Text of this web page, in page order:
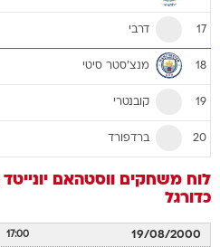
17 דרבי
18 מנצ'סטר סיטי
19 קובנטרי
20 ברדפורד
לוח משחקים ווסטהאם יונייטד
כדורגל
19/08/2000
17:00